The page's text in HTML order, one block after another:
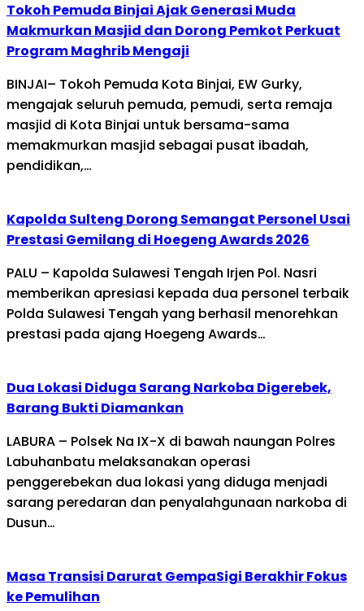
Tokoh Pemuda Binjai Ajak Generasi Muda
Makmurkan Masjid dan Dorong Pemkot Perkuat
Program Maghrib Mengaji
BINJAI– Tokoh Pemuda Kota Binjai, EW Gurky,
mengajak seluruh pemuda, pemudi, serta remaja
masjid di Kota Binjai untuk bersama-sama
memakmurkan masjid sebagai pusat ibadah,
pendidikan,…
Kapolda Sulteng Dorong Semangat Personel Usai
Prestasi Gemilang di Hoegeng Awards 2026
PALU – Kapolda Sulawesi Tengah Irjen Pol. Nasri
memberikan apresiasi kepada dua personel terbaik
Polda Sulawesi Tengah yang berhasil menorehkan
prestasi pada ajang Hoegeng Awards…
Dua Lokasi Diduga Sarang Narkoba Digerebek,
Barang Bukti Diamankan
LABURA – Polsek Na IX-X di bawah naungan Polres
Labuhanbatu melaksanakan operasi
penggerebekan dua lokasi yang diduga menjadi
sarang peredaran dan penyalahgunaan narkoba di
Dusun…
Masa Transisi Darurat GempaSigi Berakhir Fokus
ke Pemulihan